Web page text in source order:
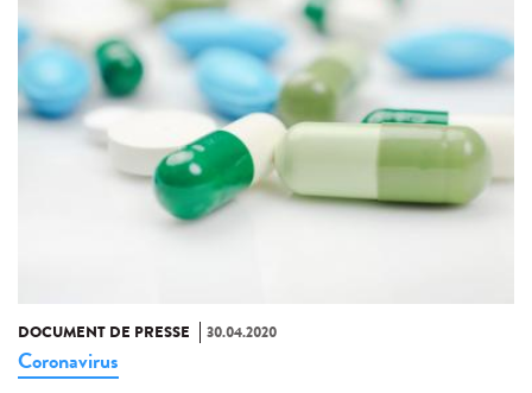
DOCUMENT DE PRESSE 30.04.2020
Coronavirus